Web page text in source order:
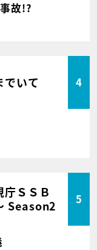
故!?
でいて 4
庁ＳＳＢ
Season2
5